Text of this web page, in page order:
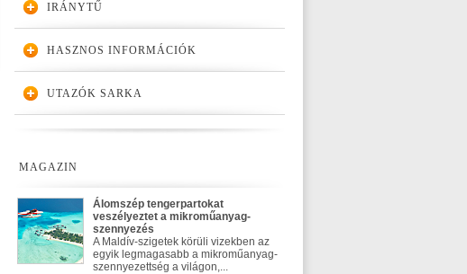
IRÁNYTŰ
HASZNOS INFORMÁCIÓK
UTAZÓK SARKA
MAGAZIN
Álomszép tengerpartokat
veszélyeztet a mikroműanyag-
szennyezés
A Maldív-szigetek körüli vizekben az
egyik legmagasabb a mikroműanyag-
szennyezettség a világon,...